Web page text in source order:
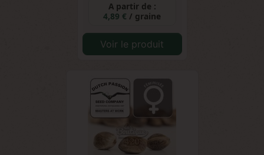
A partir de :
4,89 € / graine
Voir le produit